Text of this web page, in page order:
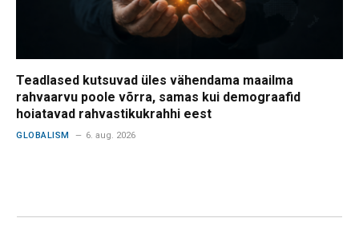
Teadlased kutsuvad üles vähendama maailma
rahvaarvu poole võrra, samas kui demograafid
hoiatavad rahvastikukrahhi eest
GLOBALISM 6. aug. 2026